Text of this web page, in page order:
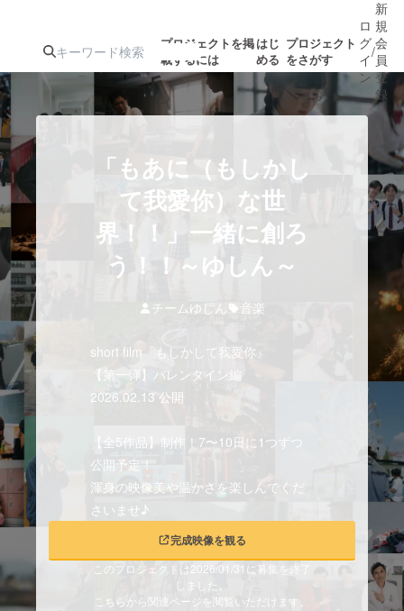
プロジェクトを掲
載するには
はじ
める
プロジェクト
をさがす
人気のプロ
ジェクト
注目のリ
ターン
ジェクト
ロジェクト
もうすぐ公開
されます
アート・写真
ゲーム・
書籍・雑誌
ビジネス・起業 チャレンジ
まちづくり・地域活性化
CAMPFIRE for Social GoodCAMPFIRE Creation
CAMPFIREふるさと納税machi-yaコミュニティ
ロ
グ
イ
ン
/
新
規
会
員
登
録
「もあに（もしかし
て我愛你）な世
界！！」一緒に創ろ
う！！～ゆしん～
チームゆしん 音楽
short film『もしかして我愛你』
【第一弾】バレンタイン編
2026.02.13 公開
【全5作品】制作！7〜10日に1つずつ
公開予定！
渾身の映像美や温かさを楽しんでくだ
さいませ♪
完成映像を観る
このプロジェクトは2026/01/31に募集を終了
しました。
こちらから関連ページを閲覧いただけます。